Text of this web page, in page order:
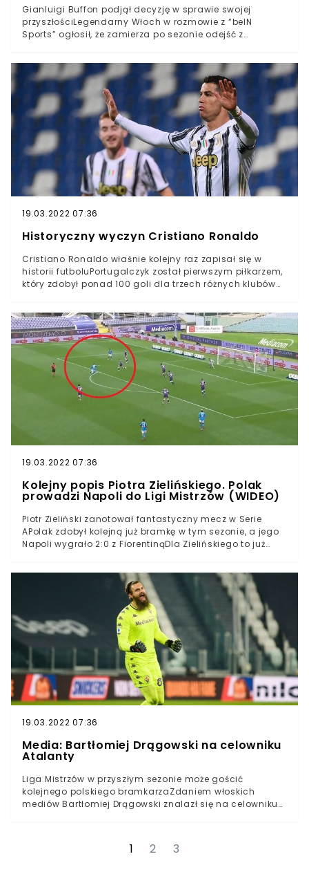
Gianluigi Buffon podjął decyzję w sprawie swojej
przyszłościLegendarny Włoch w rozmowie z “beIN
Sports” ogłosił, że zamierza po sezonie odejść z
rokuGianluigi Buffon podjął ważną decyzję na temat
swojej przyszłości. Legendarny bramkarz ogłosił, że po
sezonie odejdzie z Juventusu Turyn. Tym samym
zakończy się jedna z najpiękniejszych futbolowych
historii XXI wieku.
19.03.2022 07:36
Historyczny wyczyn Cristiano Ronaldo
Cristiano Ronaldo właśnie kolejny raz zapisał się w
historii futboluPortugalczyk został pierwszym piłkarzem,
który zdobył ponad 100 goli dla trzech różnych klubów
barwach Manchesteru United, Realu Madryt i
JuventusuCristiano Ronaldo ma powód do dumy.
Portugalczyk, który od blisko 20 lat zachwyca fanów
futbolu, właśnie ustanowił historyczny rekord. Ronaldo
został pierwszym piłkarzem, który zdobył przynajmniej
100 goli dla trzech różnych klubów i reprezentacji
19.03.2022 07:36
Kolejny popis Piotra Zielińskiego. Polak
prowadzi Napoli do Ligi Mistrzów (WIDEO)
Piotr Zieliński zanotował fantastyczny mecz w Serie
APolak zdobył kolejną już bramkę w tym sezonie, a jego
Napoli wygrało 2:0 z FiorentinąDla Zielińskiego to już
MistrzówPiotr Zieliński znowu zachwycił we Włoszech.
Pomocnik reprezentacji Polski zdobył gola w wygranym
przez jego Napoli 2:0 meczu z Fiorentiną. To już trzeci gol
w trzecim meczu z rzędu pomocnika “Biało-
Czerwonych”.
19.03.2022 07:36
Media: Bartłomiej Drągowski na celowniku
Atalanty
Liga Mistrzów w przyszłym sezonie może gościć
kolejnego polskiego bramkarzaZdaniem włoskich
mediów Bartłomiej Drągowski znalazł się na celowniku
Mistrzów już od lat gości na swoich boiskach polskich
bramkarzy, którzy grają w najlepszych klubach Europy.
1 2 3